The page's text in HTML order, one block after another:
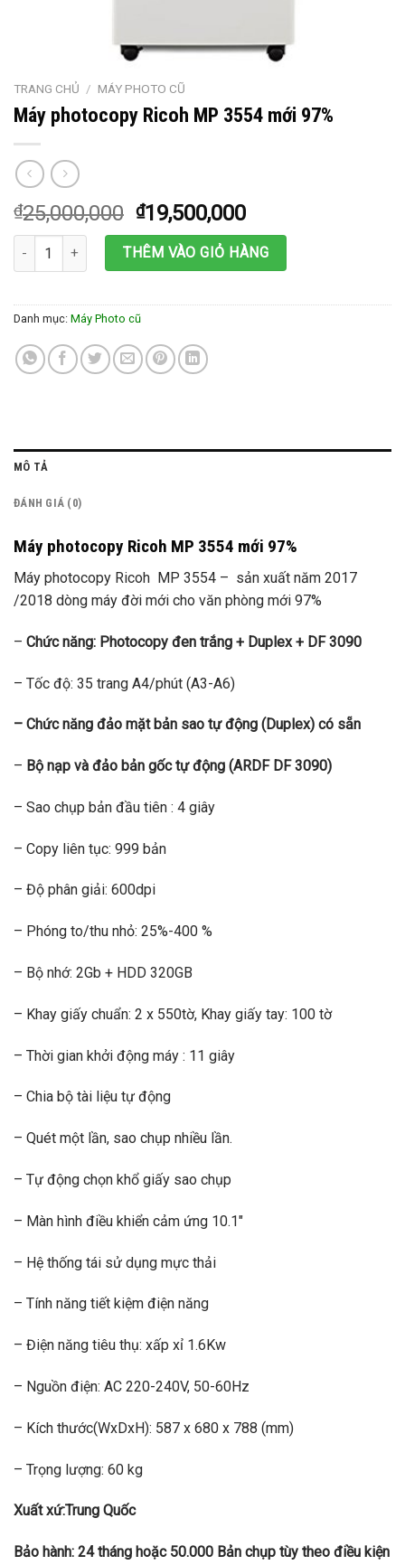
TRANG CHỦ / MÁY PHOTO CŨ
Máy photocopy Ricoh MP 3554 mới 97%
₫25,000,000 ₫19,500,000
Máy photocopy Ricoh MP 3554 mới 97% số lượng
THÊM VÀO GIỎ HÀNG
Danh mục: Máy Photo cũ
MÔ TẢ
ĐÁNH GIÁ (0)
Máy photocopy Ricoh MP 3554 mới 97%
Máy photocopy Ricoh MP 3554 – sản xuất năm 2017
/2018 dòng máy đời mới cho văn phòng mới 97%
– Chức năng: Photocopy đen trắng + Duplex + DF 3090
– Tốc độ: 35 trang A4/phút (A3-A6)
– Chức năng đảo mặt bản sao tự động (Duplex) có sẵn
– Bộ nạp và đảo bản gốc tự động (ARDF DF 3090)
– Sao chụp bản đầu tiên : 4 giây
– Copy liên tục: 999 bản
– Độ phân giải: 600dpi
– Phóng to/thu nhỏ: 25%-400 %
– Bộ nhớ: 2Gb + HDD 320GB
– Khay giấy chuẩn: 2 x 550tờ, Khay giấy tay: 100 tờ
– Thời gian khởi động máy : 11 giây
– Chia bộ tài liệu tự động
– Quét một lần, sao chụp nhiều lần.
– Tự động chọn khổ giấy sao chụp
– Màn hình điều khiển cảm ứng 10.1″
– Hệ thống tái sử dụng mực thải
– Tính năng tiết kiệm điện năng
– Điện năng tiêu thụ: xấp xỉ 1.6Kw
– Nguồn điện: AC 220-240V, 50-60Hz
– Kích thước(WxDxH): 587 x 680 x 788 (mm)
– Trọng lượng: 60 kg
Xuất xứ:Trung Quốc
Bảo hành: 24 tháng hoặc 50.000 Bản chụp tùy theo điều kiện